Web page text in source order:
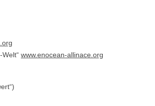
www.enocean-allinace.org